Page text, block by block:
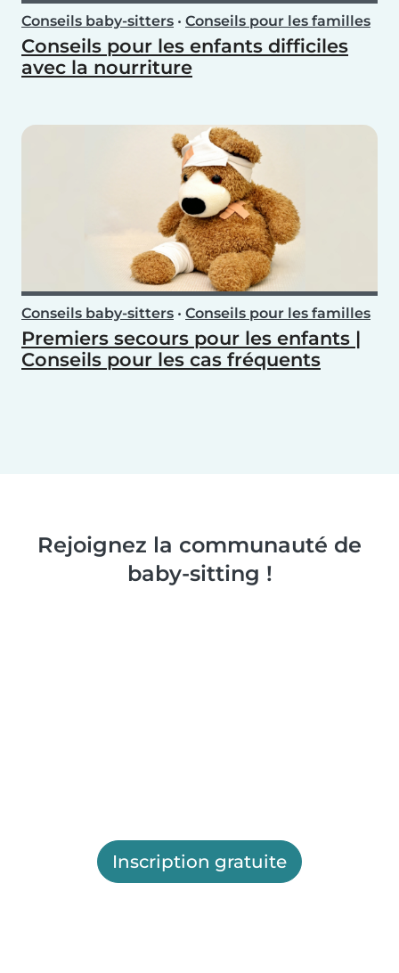
Conseils baby-sitters • Conseils pour les familles
Conseils pour les enfants difficiles
avec la nourriture
Conseils baby-sitters • Conseils pour les familles
Premiers secours pour les enfants |
Conseils pour les cas fréquents
Rejoignez la communauté de
baby-sitting !
Inscription gratuite